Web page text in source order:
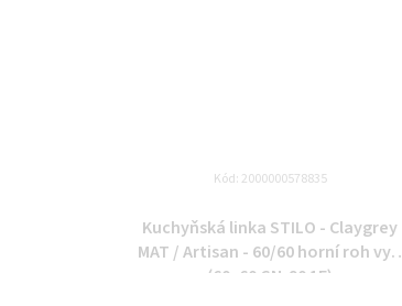
Kuchyňská linka STILO - Claygrey
MAT / Artisan - 60/60 horní roh vys.
(60x60 GN-90 1F)
Kód: 2000000578835